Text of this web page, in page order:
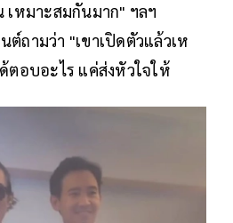
เหมาะสมกันมาก" ฯลฯ
ถามว่า "เขาเปิดตัวแล้วเห
ตอบอะไร แค่ส่งหัวใจให้